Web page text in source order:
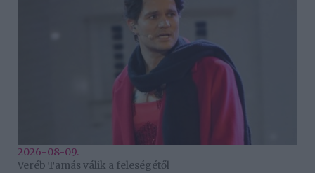
2026-08-09.
Veréb Tamás válik a feleségétől